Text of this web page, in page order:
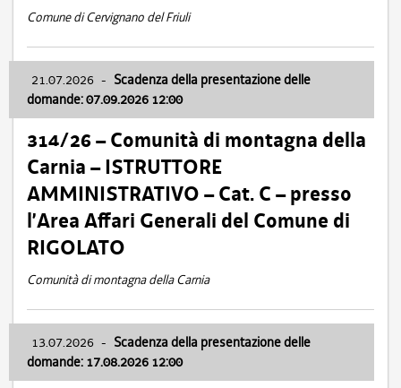
Comune di Cervignano del Friuli
21.07.2026 - Scadenza della presentazione delle
domande: 07.09.2026 12:00
314/26 – Comunità di montagna della
Carnia – ISTRUTTORE
AMMINISTRATIVO – Cat. C – presso
l’Area Affari Generali del Comune di
RIGOLATO
Comunità di montagna della Carnia
13.07.2026 - Scadenza della presentazione delle
domande: 17.08.2026 12:00